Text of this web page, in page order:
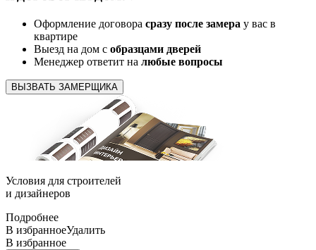
Оформление договора сразу после замера у вас в
квартире
Выезд на дом с образцами дверей
Менеджер ответит на любые вопросы
ВЫЗВАТЬ ЗАМЕРЩИКА
Условия для строителей
и дизайнеров
Подробнее
В избранноеУдалить
В избранное